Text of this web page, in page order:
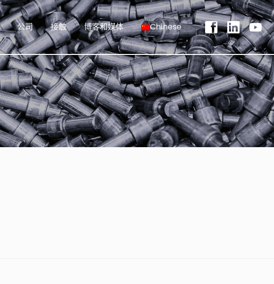
公司 接触 博客和媒体 Chinese